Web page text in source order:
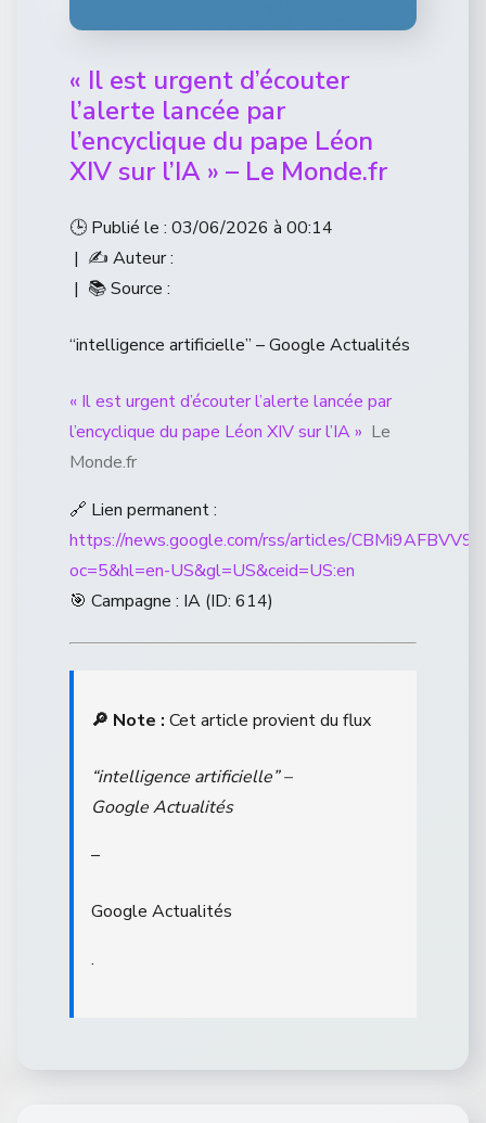
« Il est urgent d’écouter
l’alerte lancée par
l’encyclique du pape Léon
XIV sur l’IA » – Le Monde.fr
🕒 Publié le : 03/06/2026 à 00:14
| ✍️ Auteur :
| 📚 Source :
“intelligence artificielle” – Google Actualités
« Il est urgent d’écouter l’alerte lancée par
l’encyclique du pape Léon XIV sur l’IA » Le
Monde.fr
🔗 Lien permanent :
https://news.google.com/rss/articles/
oc=5&hl=en-US&gl=US&ceid=US:en
🎯 Campagne : IA (ID: 614)
🔎 Note : Cet article provient du flux
“intelligence artificielle” –
Google Actualités
–
Google Actualités
.